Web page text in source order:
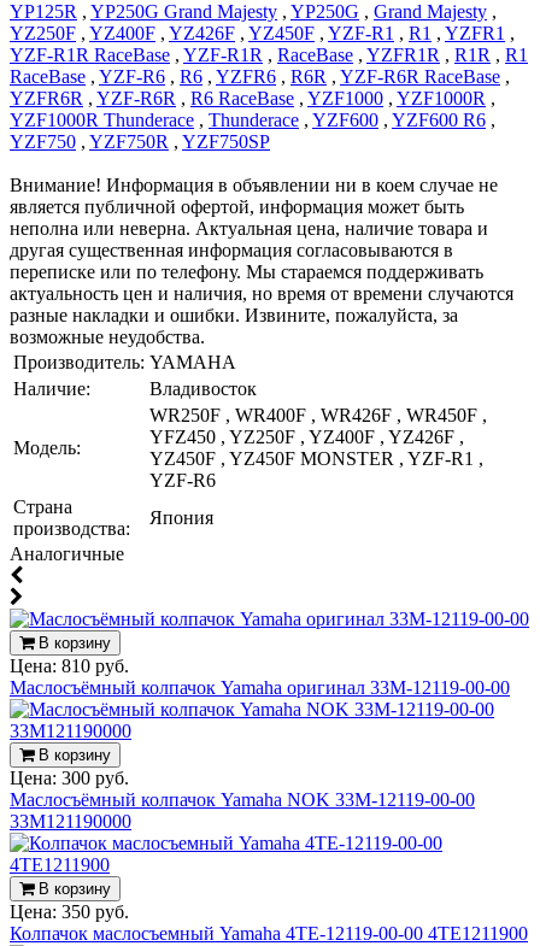
YP125R , YP250G Grand Majesty , YP250G , Grand Majesty ,
YZ250F , YZ400F , YZ426F , YZ450F , YZF-R1 , R1 , YZFR1 ,
YZF-R1R RaceBase , YZF-R1R , RaceBase , YZFR1R , R1R , R1
RaceBase , YZF-R6 , R6 , YZFR6 , R6R , YZF-R6R RaceBase ,
YZFR6R , YZF-R6R , R6 RaceBase , YZF1000 , YZF1000R ,
YZF1000R Thunderace , Thunderace , YZF600 , YZF600 R6 ,
YZF750 , YZF750R , YZF750SP
Внимание! Информация в объявлении ни в коем случае не
является публичной офертой, информация может быть
неполна или неверна. Актуальная цена, наличие товара и
другая существенная информация согласовываются в
переписке или по телефону. Мы стараемся поддерживать
актуальность цен и наличия, но время от времени случаются
разные накладки и ошибки. Извините, пожалуйста, за
возможные неудобства.
Производитель: YAMAHA
Наличие:
Владивосток
Модель:
WR250F , WR400F , WR426F , WR450F ,
YFZ450 , YZ250F , YZ400F , YZ426F ,
YZ450F , YZ450F MONSTER , YZF-R1 ,
YZF-R6
Страна
производства:
Япония
Аналогичные
В корзину
Цена: 810 руб.
Маслосъёмный колпачок Yamaha оригинал 33M-12119-00-00
В корзину
Цена: 300 руб.
Маслосъёмный колпачок Yamaha NOK 33M-12119-00-00
33M121190000
В корзину
Цена: 350 руб.
Колпачок маслосъемный Yamaha 4TE-12119-00-00 4TE1211900